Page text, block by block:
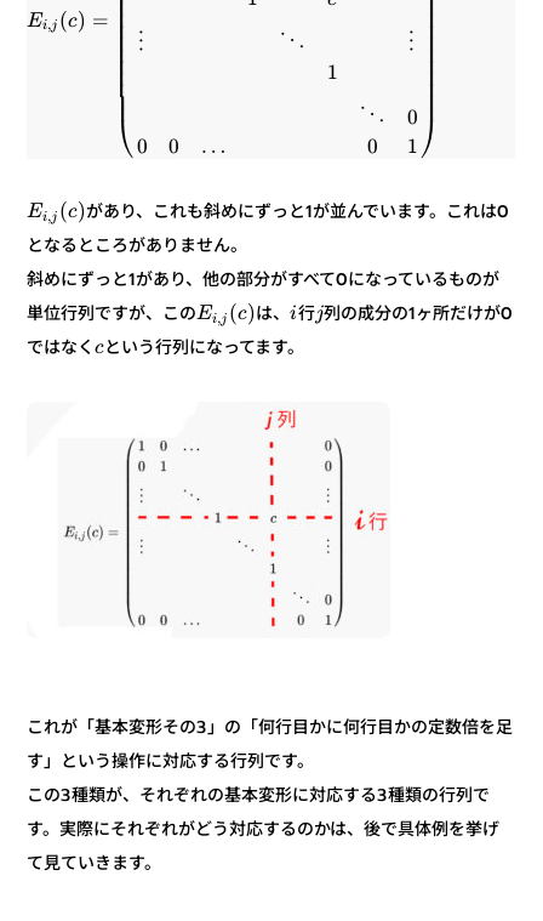
Ei,j (c) =
⎝
⎜⎜⎜⎜⎜
⎜⎜⎜⎜
⋮
0 0 …
⋱
1
⋱
0
⋮
0
1⎠
⎟⎟⎟⎟⎟⎟⎟⎟
⎟
Ei,j (c)があり、これも斜めにずっと1が並んでいます。これは0
となるところがありません。
斜めにずっと1があり、他の部分がすべて0になっているものが
単位行列ですが、このEi,j (c)は、i行j列の成分の1ヶ所だけが0
ではなくcという行列になってます。
これが「基本変形その3」の「何行目かに何行目かの定数倍を足
す」という操作に対応する行列です。
この3種類が、それぞれの基本変形に対応する3種類の行列で
す。実際にそれぞれがどう対応するのかは、後で具体例を挙げ
て見ていきます。